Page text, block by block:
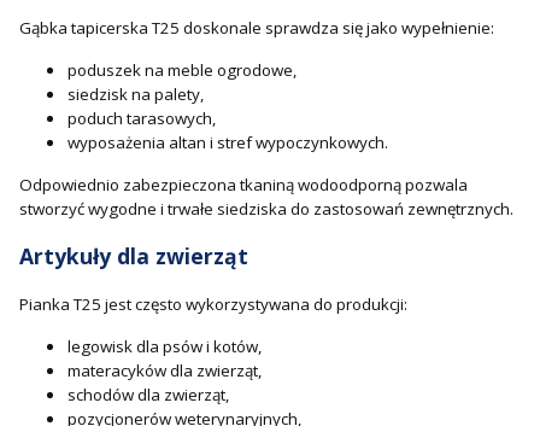
Gąbka tapicerska T25 doskonale sprawdza się jako wypełnienie:
poduszek na meble ogrodowe,
siedzisk na palety,
poduch tarasowych,
wyposażenia altan i stref wypoczynkowych.
Odpowiednio zabezpieczona tkaniną wodoodporną pozwala
stworzyć wygodne i trwałe siedziska do zastosowań zewnętrznych.
Artykuły dla zwierząt
Pianka T25 jest często wykorzystywana do produkcji:
legowisk dla psów i kotów,
materacyków dla zwierząt,
schodów dla zwierząt,
pozycjonerów weterynaryjnych,